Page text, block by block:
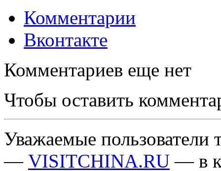
Комментарии
Вконтакте
Комментариев еще нет
Чтобы оставить
Уважаемые пользователи
— VISITCHINA.RU — в